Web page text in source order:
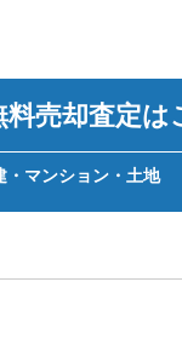
料売却査定は
・マンション・土地